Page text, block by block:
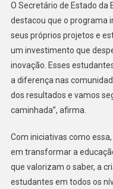
O Secretário de Estado da
destacou que o programa
seus próprios projetos e
um investimento que
inovação. Esses
a diferença nas
dos resultados e vamos
caminhada”, afirma.
Com iniciativas como
em transformar a
que valorizam o saber, a
estudantes em todos os